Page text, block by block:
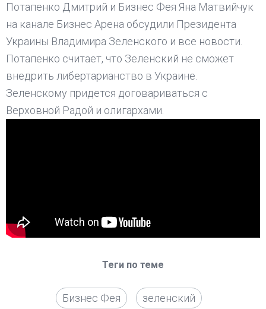
Потапенко Дмитрий и Бизнес Фея Яна Матвийчук
на канале Бизнес Арена обсудили Президента
Украины Владимира Зеленского и все новости.
Потапенко считает, что Зеленский не сможет
внедрить либертарианство в Украине.
Зеленскому придется договариваться с
Верховной Радой и олигархами.
Теги по теме
Бизнес Фея зеленский